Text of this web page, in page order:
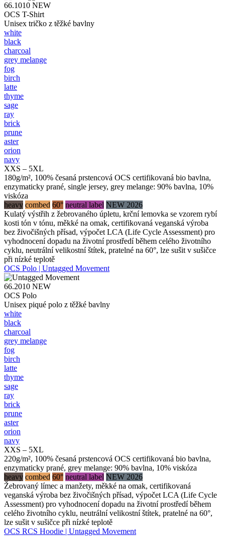
66.1010 NEW
OCS T-Shirt
Unisex tričko z těžké bavlny
white
black
charcoal
grey melange
fog
birch
latte
thyme
sage
ray
brick
prune
aster
orion
navy
XXS – 5XL
180g/m², 100% česaná prstencová OCS certifikovaná bio bavlna,
enzymaticky prané, single jersey, grey melange: 90% bavlna, 10%
viskóza
heavy combed 60° neutral label NEW 2026
Kulatý výstřih z žebrovaného úpletu, krční lemovka se vzorem rybí
kosti tón v tónu, měkké na omak, certifikovaná veganská výroba
bez živočišných přísad, výpočet LCA (Life Cycle Assessment) pro
vyhodnocení dopadu na životní prostředí během celého životního
cyklu, neutrální velikostní štítek, pratelné na 60°, lze sušit v sušičce
při nízké teplotě
OCS Polo | Untagged Movement
66.2010 NEW
OCS Polo
Unisex piqué polo z těžké bavlny
white
black
charcoal
grey melange
fog
birch
latte
thyme
sage
ray
brick
prune
aster
orion
navy
XXS – 5XL
220g/m², 100% česaná prstencová OCS certifikovaná bio bavlna,
enzymaticky prané, grey melange: 90% bavlna, 10% viskóza
heavy combed 60° neutral label NEW 2026
Žebrovaný límec a manžety, měkké na omak, certifikovaná
veganská výroba bez živočišných přísad, výpočet LCA (Life Cycle
Assessment) pro vyhodnocení dopadu na životní prostředí během
celého životního cyklu, neutrální velikostní štítek, pratelné na 60°,
lze sušit v sušičce při nízké teplotě
OCS RCS Hoodie | Untagged Movement